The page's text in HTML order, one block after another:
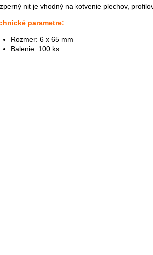
nit je vhodný na kotvenie plechov,
parametre:
Rozmer: 6 x 65 mm
Balenie: 100 ks